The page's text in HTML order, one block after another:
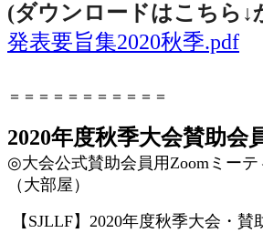
(ダウンロードはこちら↓
発表要旨集2020秋季.pdf
＝＝＝＝＝＝＝＝＝＝＝
2020年度秋季大会賛助会
◎大会公式賛助会員用Zoom ミー
（大部屋）
【 SJLLF】 2020年度秋季大会・賛